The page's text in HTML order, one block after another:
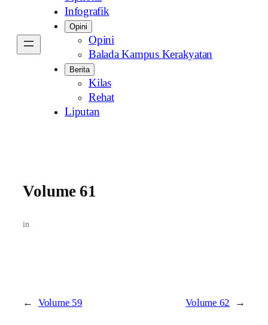
Infografik
Opini
Opini
Balada Kampus Kerakyatan
Berita
Kilas
Rehat
Liputan
Volume 61
in
← Volume 59 Volume 62 →